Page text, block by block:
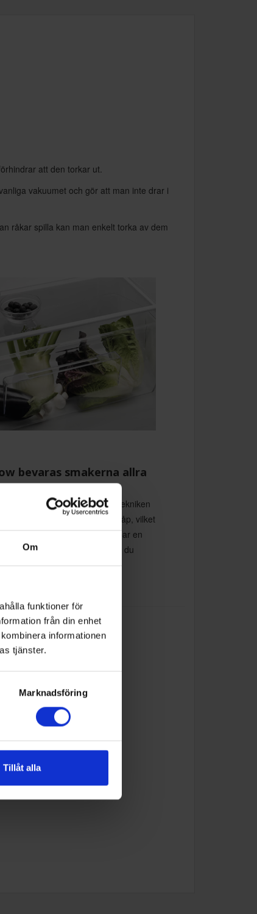
Om
funktioner för
från din enhet
informationen
tjänster.
Marknadsföring
Tillåt alla
att den torkar ut.
vakuumet och gör att man inte drar i
råkar spilla kan man enkelt torka av dem
bevaras smakerna allra
håller sig bäst med MultiFlow. Tekniken
en stabil temperatur i ditt kylskåp, vilket
livsmedlen torkar ut. Den skapar en
maten färsk tills nästa gång du